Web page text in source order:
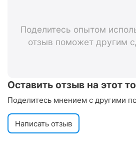
Поделитесь опытом
отзыв поможет другим
Оставить отзыв на этот
Поделитесь мнением с другими
Написать отзыв